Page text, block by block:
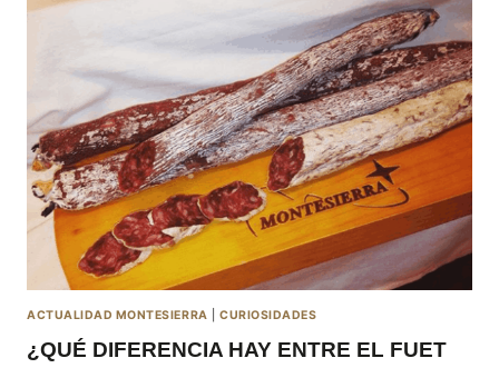
ACTUALIDAD MONTESIERRA |CURIOSIDADES
¿QUÉ DIFERENCIA HAY ENTRE EL FUET